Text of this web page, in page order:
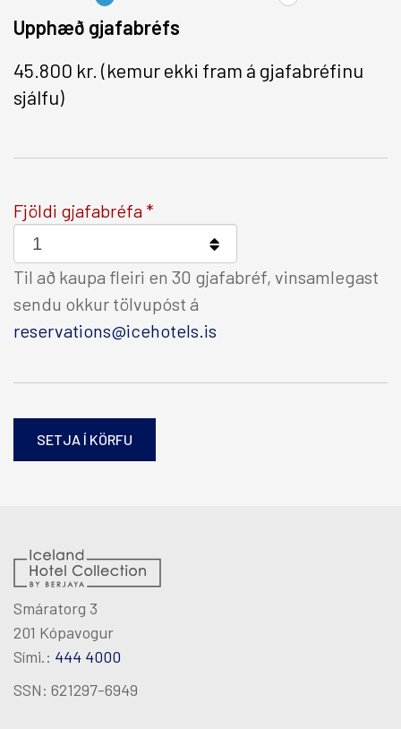
Facebook
Upphæð gjafabréfs
45.800 kr. (kemur ekki fram á gjafabréfinu
sjálfu)
Fjöldi gjafabréfa
Til að kaupa fleiri en 30 gjafabréf, vinsamlegast
sendu okkur tölvupóst á
reservations@icehotels.is
Smáratorg 3
201 Kópavogur
Sími.: 444 4000
SSN: 621297-6949